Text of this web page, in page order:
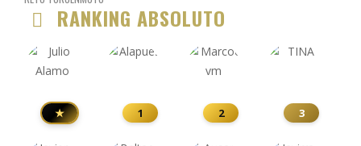
RANKING ABSOLUTO
★ 1 2 3